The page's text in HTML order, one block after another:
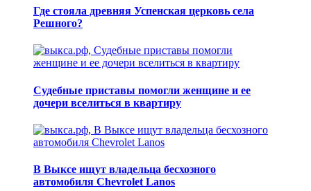
Где стояла древняя Успенская церковь села
Решного?
Судебные приставы помогли женщине и ее
дочери вселиться в квартиру
В Выксе ищут владельца бесхозного
автомобиля Chevrolet Lanos